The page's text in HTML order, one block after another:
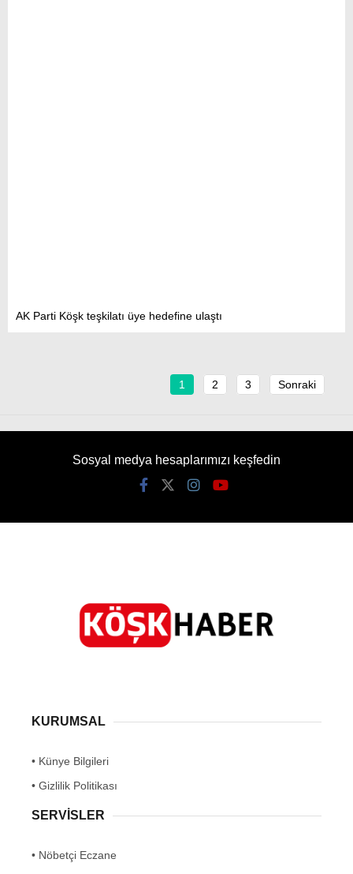
AK Parti Köşk teşkilatı üye hedefine ulaştı
1 2 3 Sonraki
Sosyal medya hesaplarımızı keşfedin
KURUMSAL
• Künye Bilgileri
• Gizlilik Politikası
SERVİSLER
• Nöbetçi Eczane